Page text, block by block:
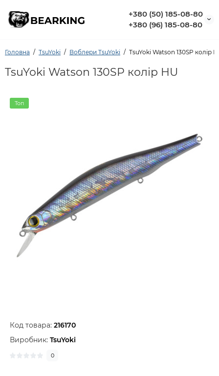
+380 (50) 185-08-80
+380 (96) 185-08-80
Головна TsuYoki Воблери TsuYoki TsuYoki Watson 130SP колір
TsuYoki Watson 130SP колір HU
Топ
Код товара: 216170
Виробник: TsuYoki
0